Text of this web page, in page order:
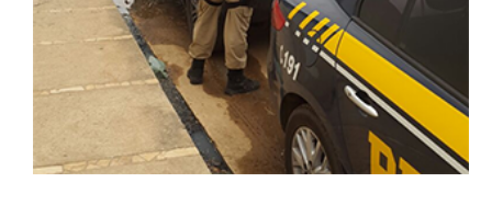
TRECHO COM ALTOS ÍNDICES DE ACIDENTES
A região do vale do Rio Guaribas, onde foi realizada a operação,
abrange uma área de 22.822,40 quilômetros quadrados e 39
municípios. Tem população estimada de 340.286 habitantes.
Picos figura como cidade de maior expressão econômica e, por